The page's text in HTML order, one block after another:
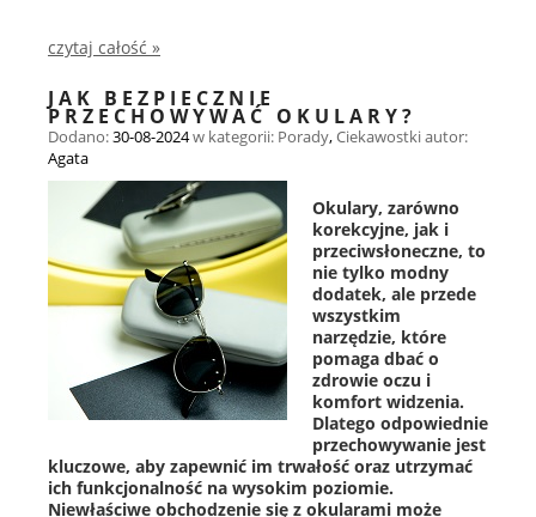
czytaj całość »
JAK BEZPIECZNIE
PRZECHOWYWAĆ OKULARY?
Dodano:30-08-2024w kategorii: Porady,Ciekawostkiautor:
Agata
Okulary, zarówno
korekcyjne, jak i
przeciwsłoneczne, to
nie tylko modny
dodatek, ale przede
wszystkim
narzędzie, które
pomaga dbać o
zdrowie oczu i
komfort widzenia.
Dlatego odpowiednie
przechowywanie jest
kluczowe, aby zapewnić im trwałość oraz utrzymać
ich funkcjonalność na wysokim poziomie.
Niewłaściwe obchodzenie się z okularami może